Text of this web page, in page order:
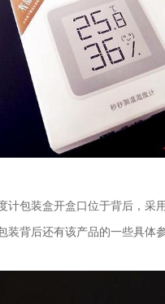
计包装盒开盒口位于背后，采
装背后还有该产品的一些具体参